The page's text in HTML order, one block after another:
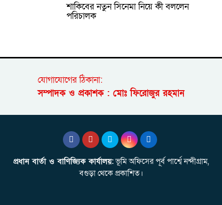
শাকিবের নতুন সিনেমা নিয়ে কী বললেন
পরিচালক
যোগাযোগের ঠিকানা:
সম্পাদক ও প্রকাশক : মোঃ ফিরোজুর রহমান
প্রধান বার্তা ও বাণিজ্যিক কার্যালয়:ভূমি অফিসের পূর্ব পার্শ্বে নন্দীগ্রাম,
বগুড়া থেকে প্রকাশিত।